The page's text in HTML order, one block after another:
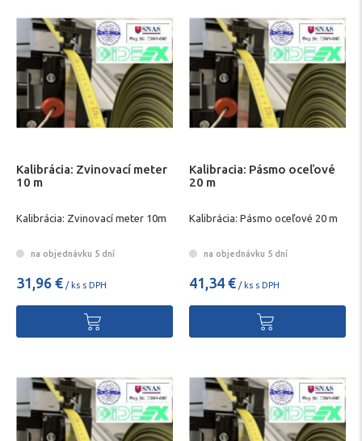
Kalibrácia: Zvinovací meter
10 m
Kalibrácia: Zvinovací meter 10m
na objednávku 5 dní
31,96 € / ks s DPH
Kalibracia: Pásmo oceľové
20 m
Kalibrácia: Pásmo oceľové 20 m
na objednávku 5 dní
41,34 € / ks s DPH